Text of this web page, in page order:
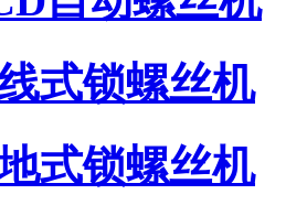
式锁螺丝机
式锁螺丝机